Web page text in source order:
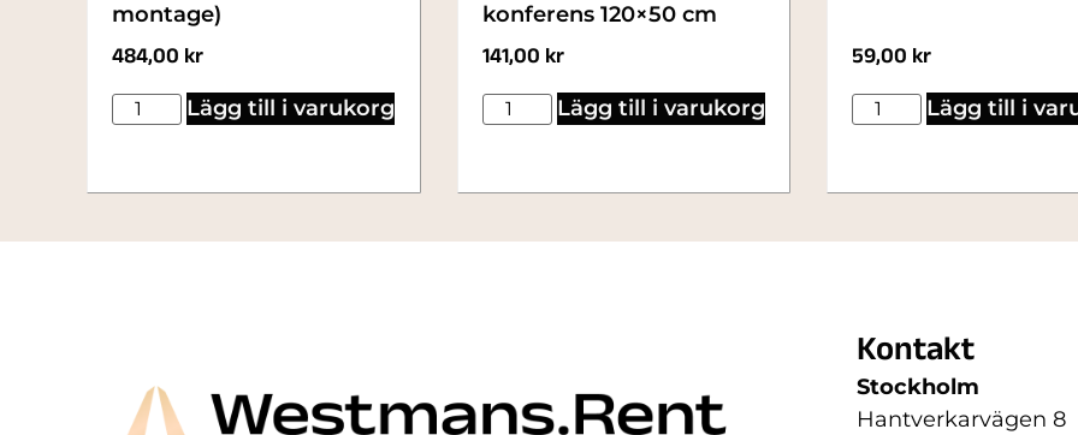
montage)
484,00 kr
Lägg till i varukorg
konferens 120×50 cm
141,00 kr
Lägg till i varukorg
59,00 kr
Lägg till i
Kontakt
Stockholm
Hantverkarvägen 8